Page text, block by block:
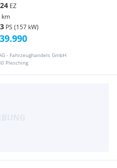
EZ
km
PS (157 kW)
- Fahrzeughandels GmbH
Plesching